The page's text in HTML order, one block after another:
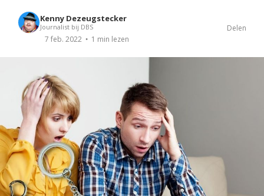
Kenny Dezeugstecker
Journalist bij DBS
7 feb. 2022 1 min lezen
Delen